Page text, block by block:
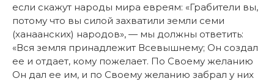
если скажут народы мира евреям: «Грабители вы,
потому что вы силой захватили земли семи
(ханаанских) народов», — мы должны ответить:
«Вся земля принадлежит Всевышнему; Он создал
ее и отдает, кому пожелает. По Своему желанию
Он дал ее им, и по Своему желанию забрал у них